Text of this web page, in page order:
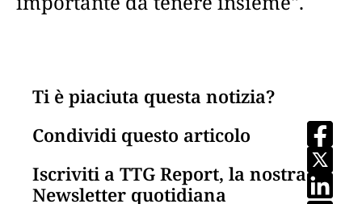
Ti è piaciuta questa notizia?
Condividi questo articolo
Iscriviti a TTG Report, la nostra
Newsletter quotidiana